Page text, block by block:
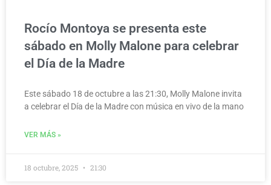
Rocío Montoya se presenta este
sábado en Molly Malone para celebrar
el Día de la Madre
Este sábado 18 de octubre a las 21:30, Molly Malone invita
a celebrar el Día de la Madre con música en vivo de la mano
VER MÁS »
18 octubre, 2025 21:30